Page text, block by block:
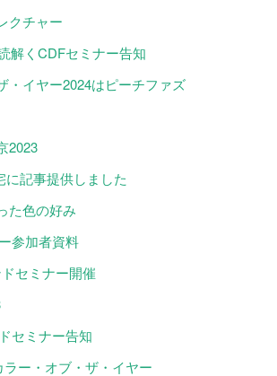
クチャー
解くCDFセミナー告知
・イヤー2024はピーチファズ
2023
記事提供しました
た色の好み
参加者資料
セミナー開催
セミナー告知
ー・オブ・ザ・イヤー